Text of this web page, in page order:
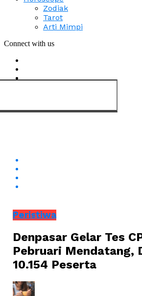
Zodiak
Tarot
Arti Mimpi
Connect with us
Peristiwa
Denpasar Gelar Tes
Pebruari Mendatang,
10.154 Peserta